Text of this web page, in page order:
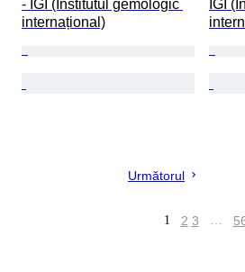
- IGI (Institutul gemologic
internațional)
IGI
Următorul
1 2 3 …